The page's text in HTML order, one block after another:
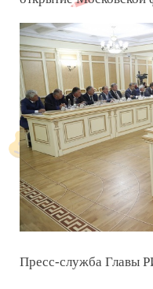
Пресс-служба Главы